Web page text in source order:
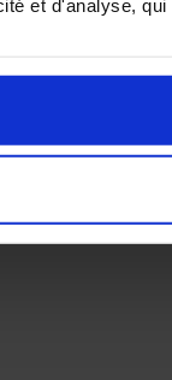
et d'analyse,